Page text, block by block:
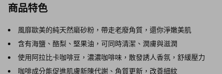
商品特色
風靡歐美的純天然磨砂粉，帶走老廢角質，還你淨嫩美肌
含有海鹽、酪梨、堅果油，可同時清潔、潤膚與滋潤
使用阿拉比卡咖啡豆，濃濃咖啡味，散發誘人香氛，舒緩壓力
咖啡成分能促進肌膚新陳代謝、角質更新，改善細紋